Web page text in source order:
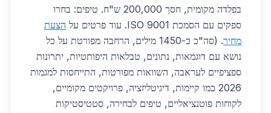
בפלדה מקומית, חסך 200,000 ש"ח. טיפים: בחרו
ספקים עם הסמכת ISO 9001. עוד פרטים על
הצעת
מחיר
. (סה"כ כ-1450 מילים, הרחבה מפורטת על כל
נושא עם דוגמאות, נתונים, טבלאות היפותטיות, יתרונות
ספציפיים לעראבה, השוואות מפורטות, התייחסות למגמות
2026 כמו קיימות, דיגיטליזציה, פרויקטים מקומיים,
לקוחות פוטנציאליים, טיפים לבחירה, סטטיסטיקות